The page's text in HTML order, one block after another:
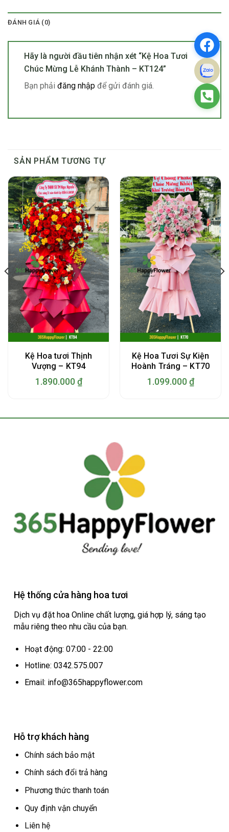
ĐÁNH GIÁ (0)
Hãy là người đầu tiên nhận xét “Kệ Hoa Tươi
Chúc Mừng Lễ Khánh Thành – KT124”
Bạn phải đăng nhập để gửi đánh giá.
SẢN PHẨM TƯƠNG TỰ
Kệ Hoa tươi Thịnh
Vượng – KT94
1.890.000 ₫
Kệ Hoa Tươi Sự Kiện
Hoành Tráng – KT70
1.099.000 ₫
Hệ thống cửa hàng hoa tươi
Dịch vụ đặt hoa Online chất lượng, giá hợp lý, sáng tạo
mẫu riêng theo nhu cầu của bạn.
Hoạt động: 07:00 - 22:00
Hotline: 0342.575.007
Email: info@365happyflower.com
Hỗ trợ khách hàng
Chính sách bảo mật
Chính sách đổi trả hàng
Phương thức thanh toán
Quy định vận chuyển
Liên hệ